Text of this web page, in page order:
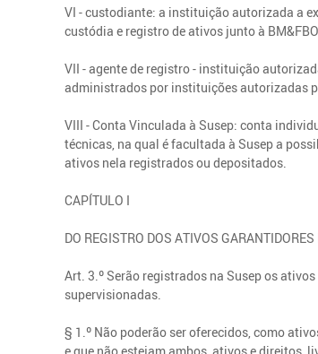
VI - custodiante: a instituição autorizada a
custódia e registro de ativos junto à
VII - agente de registro - instituição
administrados por instituições autorizadas
VIII - Conta Vinculada à Susep: conta
técnicas, na qual é facultada à Susep a
ativos nela registrados ou depositados.
CAPÍTULO I
DO REGISTRO DOS ATIVOS
Art. 3.º Serão registrados na Susep os
supervisionadas.
§ 1.º Não poderão ser oferecidos, como